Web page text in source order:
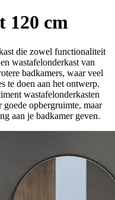
120 cm
die zowel functionaliteit
wastafelonderkast van
badkamers, waar veel
te doen aan het ontwerp.
wastafelonderkasten
opbergruimte, maar
aan je badkamer geven.